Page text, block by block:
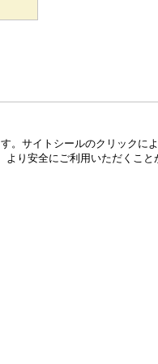
。サイトシールのクリックに
り安全にご利用いただくこと